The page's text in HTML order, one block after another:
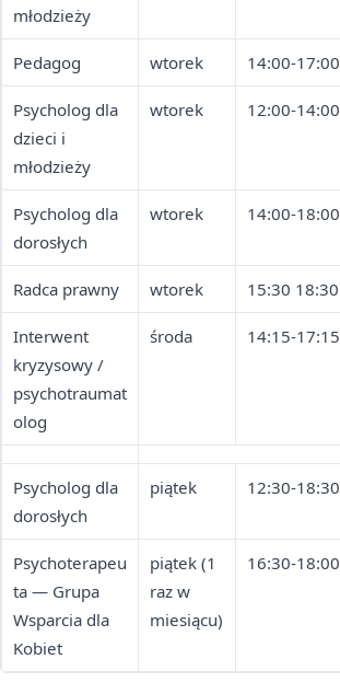
młodzieży
Pedagog wtorek 14:00-17:00
Psycholog dla
dzieci i
młodzieży
wtorek 12:00-14:00
Psycholog dla
dorosłych
wtorek 14:00-18:00
Radca prawny wtorek 15:30 18:30
Interwent
kryzysowy /
psychotraumat
olog
środa 14:15-17:15
Psycholog dla
dorosłych
piątek 12:30-18:30
Psychoterapeu
ta — Grupa
Wsparcia dla
Kobiet
piątek (1
raz w
miesiącu)
16:30-18:00